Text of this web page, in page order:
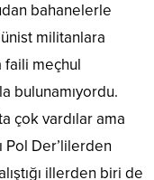
bahanelerle
militanlara
faili meçhul
bulunamıyordu.
çok vardılar ama
Der’lilerden
illerden biri de